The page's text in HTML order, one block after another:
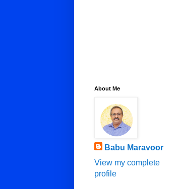
About Me
Babu Maravoor
View my complete
profile